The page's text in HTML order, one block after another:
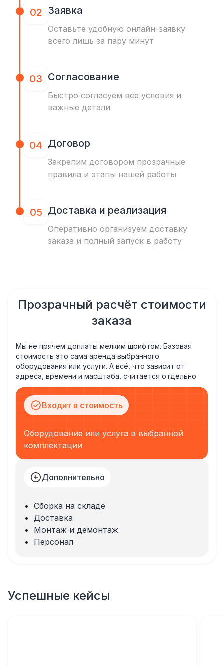
02 Заявка
Оставьте удобную онлайн-заявку
всего лишь за пару минут
03 Согласование
Быстро согласуем все условия и
важные детали
04 Договор
Закрепим договором прозрачные
правила и этапы нашей работы
05 Доставка и реализация
Оперативно организуем доставку
заказа и полный запуск в работу
Прозрачный расчёт стоимости
заказа
Мы не прячем доплаты мелким шрифтом. Базовая
стоимость это сама аренда выбранного
оборудования или услуги. А всё, что зависит от
адреса, времени и масштаба, считается отдельно
Входит в стоимость
Оборудование или услуга в выбранной
комплектации
Дополнительно
Сборка на складе
Доставка
Монтаж и демонтаж
Персонал
Успешные кейсы